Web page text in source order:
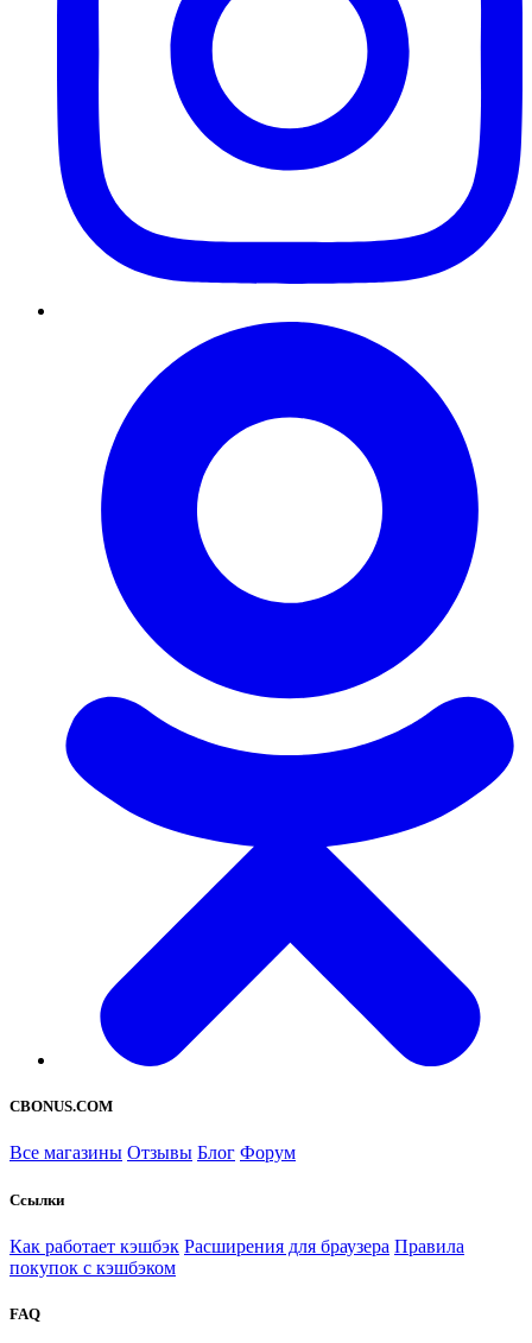
CBONUS.COM
Все магазины Отзывы Блог Форум
Ссылки
Как работает кэшбэк Расширения для браузера Правила
покупок с кэшбэком
FAQ